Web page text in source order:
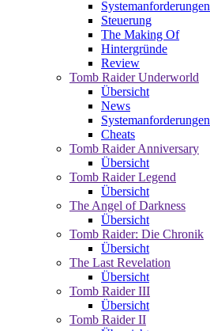
Systemanforderungen
Steuerung
The Making Of
Hintergründe
Review
Tomb Raider Underworld
Übersicht
News
Systemanforderungen
Cheats
Tomb Raider Anniversary
Übersicht
Tomb Raider Legend
Übersicht
The Angel of Darkness
Übersicht
Tomb Raider: Die Chronik
Übersicht
The Last Revelation
Übersicht
Tomb Raider III
Übersicht
Tomb Raider II